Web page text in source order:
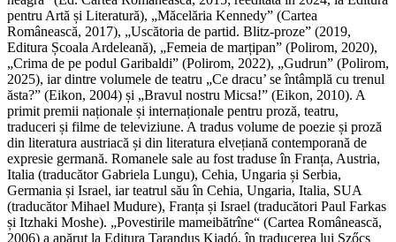
pentru Artă și Literatură), „Măcelăria Kennedy” (Cartea
Românească, 2017), „Uscătoria de partid. Blitz-proze” (2019,
Editura Școala Ardeleană), „Femeia de marțipan” (Polirom, 2020),
„Crima de pe podul Garibaldi” (Polirom, 2022), „Gudrun” (Polirom,
2025), iar dintre volumele de teatru „Ce dracu’ se întâmplă cu trenul
ăsta?” (Eikon, 2004) și „Bravul nostru Micsa!” (Eikon, 2010). A
primit premii naționale și internaționale pentru proză, teatru,
traduceri și filme de televiziune. A tradus volume de poezie și proză
din literatura austriacă și din literatura elvețiană contemporană de
expresie germană. Romanele sale au fost traduse în Franța, Austria,
Italia (traducător Gabriela Lungu), Cehia, Ungaria și Serbia,
Germania și Israel, iar teatrul său în Cehia, Ungaria, Italia, SUA
(traducător Mihael Mudure), Franța și Israel (traducători Paul Farkas
și Itzhaki Moshe). „Povestirile mameibătrîne“ (Cartea Românească,
2006) a apărut la Editura Tarandus Kiadó, în traducerea lui Szőcs